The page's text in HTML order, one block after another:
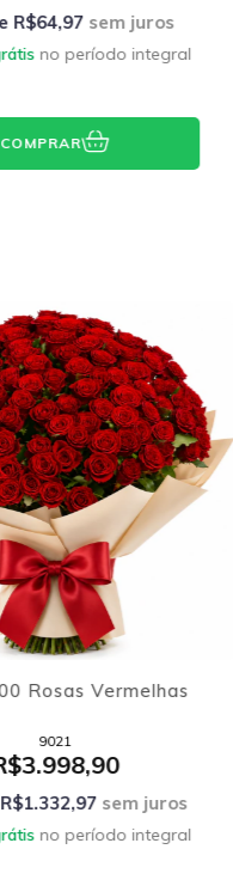
R$74,97 sem juros
no período integral
COMPRAR
Para Uma Mulher
2644
R$432,97sem juros
no período integral